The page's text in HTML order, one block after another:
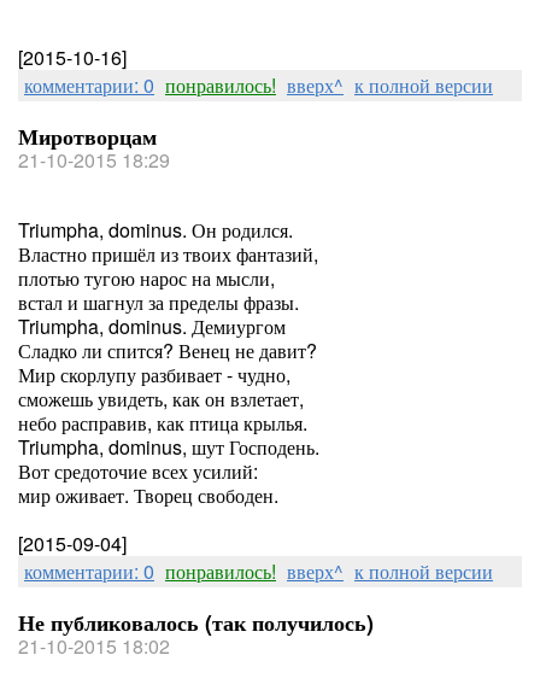
[2015-10-16]
комментарии: 0 понравилось! вверх^ к полной версии
Миротворцам
21-10-2015 18:29
Triumpha, dominus. Он родился.
Властно пришёл из твоих фантазий,
плотью тугою нарос на мысли,
встал и шагнул за пределы фразы.
Triumpha, dominus. Демиургом
Сладко ли спится? Венец не давит?
Мир скорлупу разбивает - чудно,
сможешь увидеть, как он взлетает,
небо расправив, как птица крылья.
Triumpha, dominus, шут Господень.
Вот средоточие всех усилий:
мир оживает. Творец свободен.
[2015-09-04]
комментарии: 0 понравилось! вверх^ к полной версии
Не публиковалось (так получилось)
21-10-2015 18:02